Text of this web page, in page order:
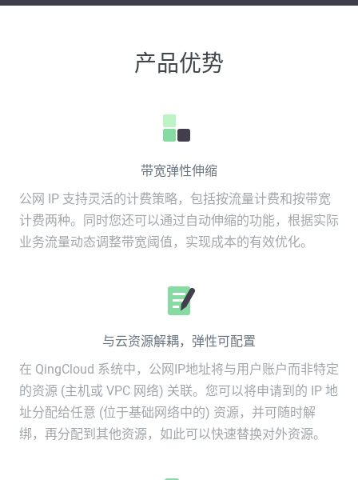
产品优势
带宽弹性伸缩
公网 IP 支持灵活的计费策略，包括按流量计费和按带宽
计费两种。同时您还可以通过自动伸缩的功能，根据实际
业务流量动态调整带宽阈值，实现成本的有效优化。
与云资源解耦，弹性可配置
在 QingCloud 系统中，公网IP地址将与用户账户而非特定
的资源 (主机或 VPC 网络) 关联。您可以将申请到的 IP 地
址分配给任意 (位于基础网络中的) 资源，并可随时解
绑，再分配到其他资源，如此可以快速替换对外资源。